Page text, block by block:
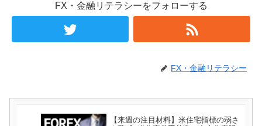
FX・金融リテラシーをフォローする
FX・金融リテラシー
【来週の注目材料】米住宅指標の弱さ